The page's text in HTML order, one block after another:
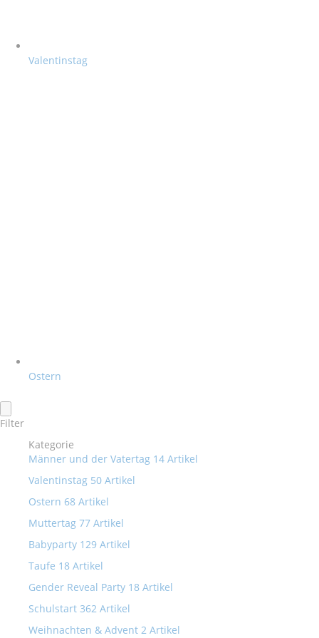
Valentinstag
Ostern
Filter
Kategorie
Männer und der Vatertag 14 Artikel
Valentinstag 50 Artikel
Ostern 68 Artikel
Muttertag 77 Artikel
Babyparty 129 Artikel
Taufe 18 Artikel
Gender Reveal Party 18 Artikel
Schulstart 362 Artikel
Weihnachten & Advent 2 Artikel